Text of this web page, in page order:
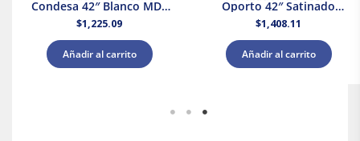
Condesa 42″ Blanco MDF
Masterfan
$1,225.09
Añadir al carrito
Oporto 42″ Satinado
Masterfan
$1,408.11
Añadir al carrito